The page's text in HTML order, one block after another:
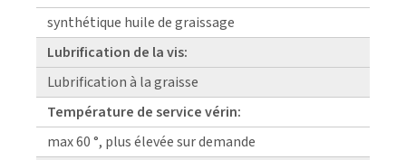
synthétique huile de graissage
Lubrification de la vis:
Lubrification à la graisse
Température de service vérin:
max 60 °, plus élevée sur demande